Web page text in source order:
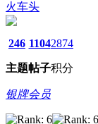
火车头
246
主题
1104
帖子
2874
积分
银牌会员